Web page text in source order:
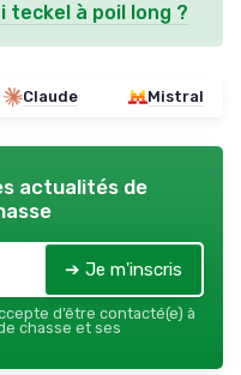
teckel à poil long ?
Claude Mistral
actualités de
➔ Je m'inscris
d’être contacté(e) à
chasse et ses